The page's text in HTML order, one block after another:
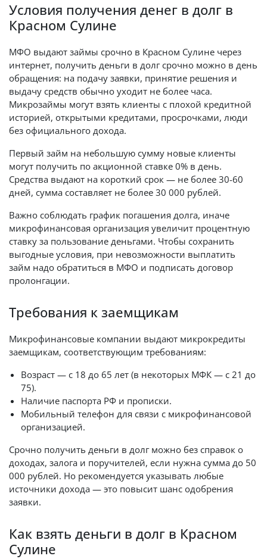
Условия получения денег в долг в
Красном Сулине
МФО выдают займы срочно в Красном Сулине через
интернет, получить деньги в долг срочно можно в день
обращения: на подачу заявки, принятие решения и
выдачу средств обычно уходит не более часа.
Микрозаймы могут взять клиенты с плохой кредитной
историей, открытыми кредитами, просрочками, люди
без официального дохода.
Первый займ на небольшую сумму новые клиенты
могут получить по акционной ставке 0% в день.
Средства выдают на короткий срок — не более 30-60
дней, сумма составляет не более 30 000 рублей.
Важно соблюдать график погашения долга, иначе
микрофинансовая организация увеличит процентную
ставку за пользование деньгами. Чтобы сохранить
выгодные условия, при невозможности выплатить
займ надо обратиться в МФО и подписать договор
пролонгации.
Требования к заемщикам
Микрофинансовые компании выдают микрокредиты
заемщикам, соответствующим требованиям:
Возраст — с 18 до 65 лет (в некоторых МФК — с 21 до
75).
Наличие паспорта РФ и прописки.
Мобильный телефон для связи с микрофинансовой
организацией.
Срочно получить деньги в долг можно без справок о
доходах, залога и поручителей, если нужна сумма до 50
000 рублей. Но рекомендуется указывать любые
источники дохода — это повысит шанс одобрения
заявки.
Как взять деньги в долг в Красном
Сулине